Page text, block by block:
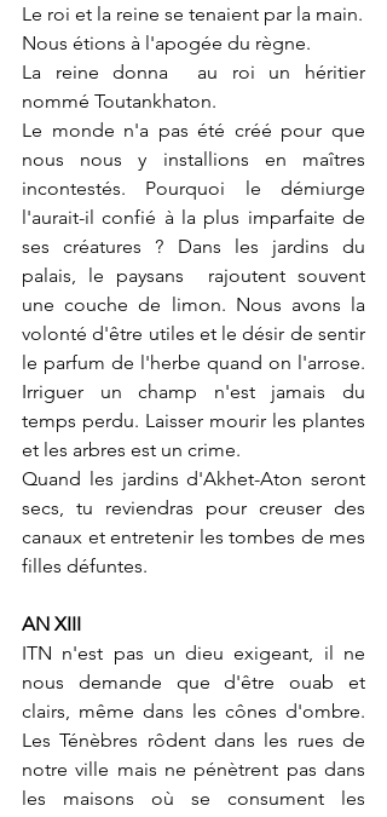
Le roi et la reine se tenaient par la main.
Nous étions à l'apogée du règne.
La reine donna  au roi un héritier
nommé Toutankhaton.
Le monde n'a pas été créé pour que
nous nous y installions en maîtres
incontestés. Pourquoi le démiurge
l'aurait-il confié à la plus imparfaite de
ses créatures ? Dans les jardins du
palais, le paysans  rajoutent souvent
une couche de limon. Nous avons la
volonté d'être utiles et le désir de sentir
le parfum de l'herbe quand on l'arrose.
Irriguer un champ n'est jamais du
temps perdu. Laisser mourir les plantes
et les arbres est un crime.
Quand les jardins d'Akhet-Aton seront
secs, tu reviendras pour creuser des
canaux et entretenir les tombes de mes
filles défuntes.
AN XIII
ITN n'est pas un dieu exigeant, il ne
nous demande que d'être ouab et
clairs, même dans les cônes d'ombre.
Les Ténèbres rôdent dans les rues de
notre ville mais ne pénètrent pas dans
les maisons où se consument les